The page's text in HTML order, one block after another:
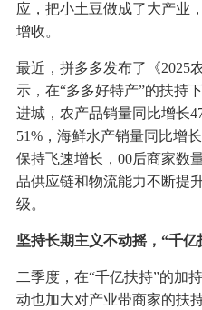
应，把小土豆做成了大产业
增收。
最近，拼多多发布了《2025
示，在“多多好特产”的扶持
进城，农产品销量同比增长
51%，海鲜水产销量同比增
保持飞速增长，00后商家数
品供应链和物流能力不断提
级。
坚持长期主义不动摇，“千
二季度，在“千亿扶持”的加
动也加大对产业带商家的扶